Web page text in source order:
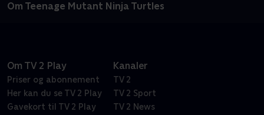
Om Teenage Mutant Ninja Turtles
Om TV 2 Play
Priser og abonnement
Her kan du se TV 2 Play
Gavekort til TV 2 Play
Kanaler
TV 2
TV 2 Sport
TV 2 News